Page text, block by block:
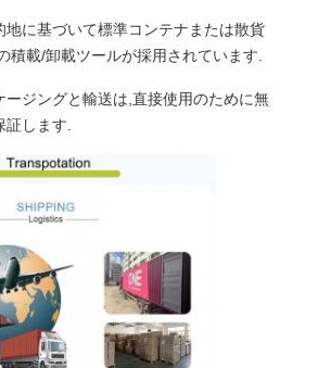
地に基づいて標準コンテナまたは散貨
積載/卸載ツールが採用されています.
ージングと輸送は,直接使用のために無
証します.